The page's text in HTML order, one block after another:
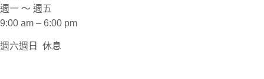
週一 ～ 週五
9:00 am – 6:00 pm
週六週日 休息